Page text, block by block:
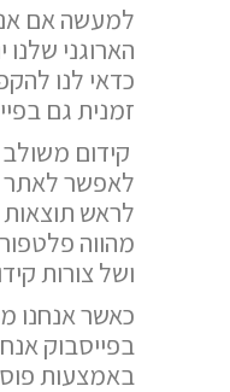
למעשה אם
הארוגני
כדאי לנו
זמנית גם
קידום משולב
לאפשר לאתר
לראש תוצאות
מהווה
ושל צורות
כאשר אנחנו
בפייסבוק
באמצעות